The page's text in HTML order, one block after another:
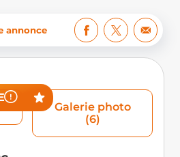
annonce
Galerie photo
(6)